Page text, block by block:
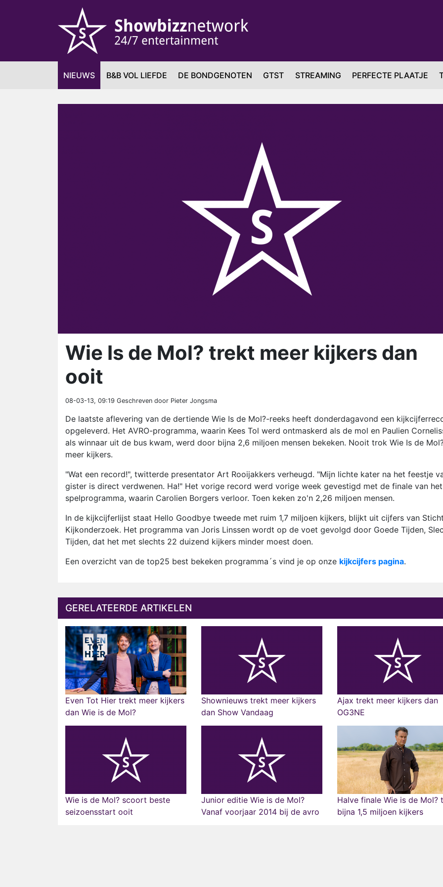
NIEUWS B&B VOL LIEFDE DE BONDGENOTEN GTST STREAMING PERFECTE PLAATJE
Wie Is de Mol? trekt meer kijkers dan
ooit
08-03-13, 09:19 Geschreven door Pieter Jongsma
De laatste aflevering van de dertiende Wie Is de Mol?-reeks heeft donderdagavond een
opgeleverd. Het AVRO-programma, waarin Kees Tol werd ontmaskerd als de mol en Paulien
als winnaar uit de bus kwam, werd door bijna 2,6 miljoen mensen bekeken. Nooit trok Wie Is de
meer kijkers.
"Wat een record!", twitterde presentator Art Rooijakkers verheugd. "Mijn lichte kater na het feestje
gister is direct verdwenen. Ha!" Het vorige record werd vorige week gevestigd met de finale van het
spelprogramma, waarin Carolien Borgers verloor. Toen keken zo'n 2,26 miljoen mensen.
In de kijkcijferlijst staat Hello Goodbye tweede met ruim 1,7 miljoen kijkers, blijkt uit cijfers van
Kijkonderzoek. Het programma van Joris Linssen wordt op de voet gevolgd door Goede Tijden,
Tijden, dat het met slechts 22 duizend kijkers minder moest doen.
Een overzicht van de top25 best bekeken programma´s vind je op onze kijkcijfers pagina.
GERELATEERDE ARTIKELEN
Even Tot Hier trekt meer kijkers
dan Wie is de Mol?
Shownieuws trekt meer kijkers
dan Show Vandaag
Ajax trekt meer kijkers dan
OG3NE
Wie is de Mol? scoort beste
seizoensstart ooit
Junior editie Wie is de Mol?
Vanaf voorjaar 2014 bij de avro
Halve finale Wie is de Mol?
bijna 1,5 miljoen kijkers